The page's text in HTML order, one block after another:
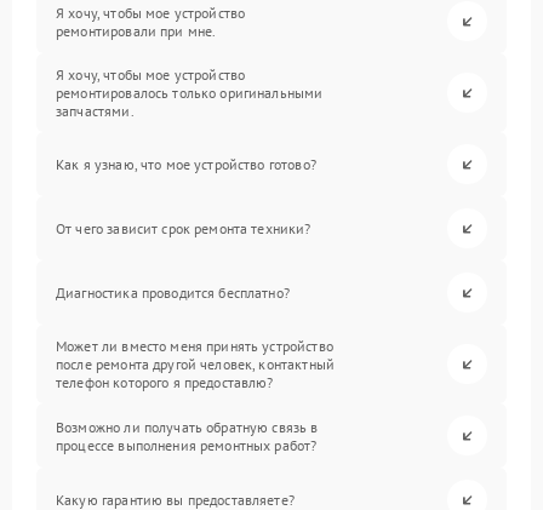
Я хочу, чтобы мое устройство
ремонтировали при мне.
Я хочу, чтобы мое устройство
ремонтировалось только оригинальными
запчастями.
Как я узнаю, что мое устройство готово?
От чего зависит срок ремонта техники?
Диагностика проводится бесплатно?
Может ли вместо меня принять устройство
после ремонта другой человек, контактный
телефон которого я предоставлю?
Возможно ли получать обратную связь в
процессе выполнения ремонтных работ?
Какую гарантию вы предоставляете?